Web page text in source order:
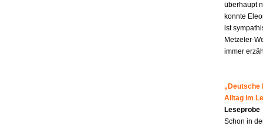
überhaupt
konnte
ist
Metzeler-
immer
„Deutsche
Alltag im
Leseprobe
Schon in